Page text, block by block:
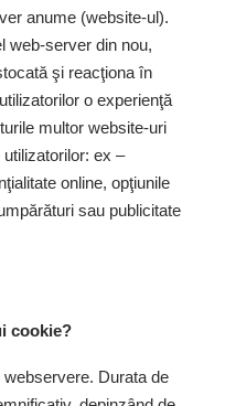
anume (website-ul).
web-server din nou,
şi reacţiona în
o experienţă
multor website-uri
ex –
online, opţiunile
sau publicitate
cookie?
Durata de